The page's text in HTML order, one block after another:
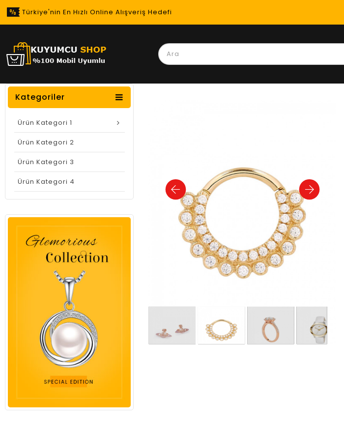
Türkiye'nin En Hızlı Online Alışveriş Hedefi
Kategoriler
Ürün Kategori 1
Ürün Kategori 2
Ürün Kategori 3
Ürün Kategori 4